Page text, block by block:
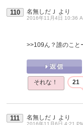
110 名無しだＪ より
2016年11月4日 10:36
>>109ん？誰のこと
それな！ 21
111 名無しだＪ より
2016年11月6日 4:21